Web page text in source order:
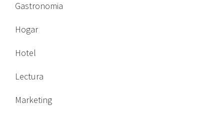
Gastronomia
Hogar
Hotel
Lectura
Marketing